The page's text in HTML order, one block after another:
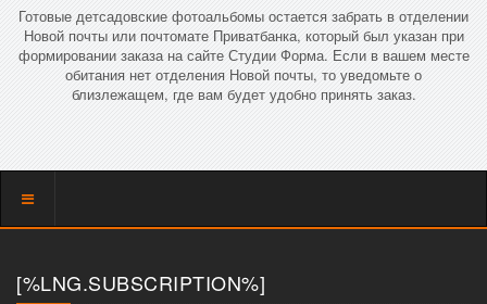
Готовые детсадовские фотоальбомы остается забрать в отделении
Новой почты или почтомате Приватбанка, который был указан при
формировании заказа на сайте Студии Форма. Если в вашем месте
обитания нет отделения Новой почты, то уведомьте о
близлежащем, где вам будет удобно принять заказ.
Показать
[%LNG.SUBSCRIPTION%]